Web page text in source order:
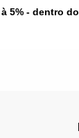
5% - dentro